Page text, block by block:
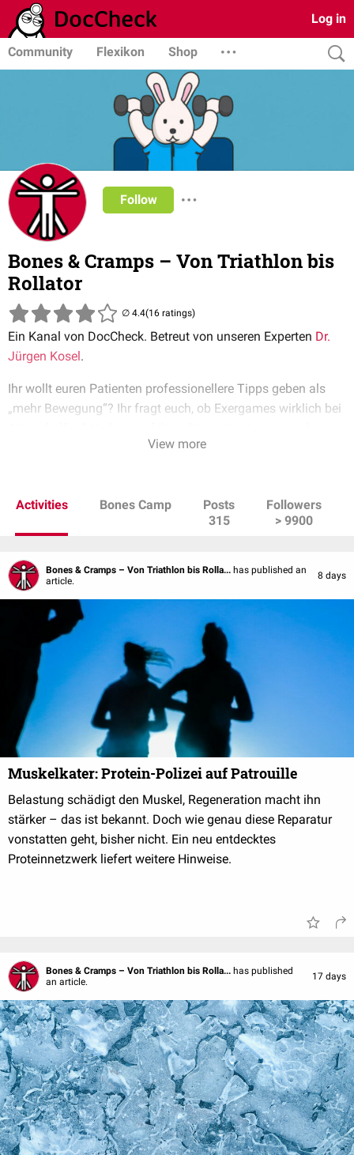
Log in
Community Flexikon Shop
Follow
Bones & Cramps – Von Triathlon bis
Rollator
(16 ratings)
Ein Kanal von DocCheck. Betreut von unseren Experten Dr.
Jürgen Kosel.
Ihr wollt euren Patienten professionellere Tipps geben als
„mehr Bewegung“? Ihr fragt euch, ob Exergames wirklich bei
Patienten mit Arthrose oder rheumatischen Erkrankungen
View more
Activities Bones Camp
Posts
315
Followers
> 9900
Bones & Cramps – Von Triathlon bis Rolla... has published an
article.
8 days
Muskelkater: Protein-Polizei auf Patrouille
Belastung schädigt den Muskel, Regeneration macht ihn
stärker – das ist bekannt. Doch wie genau diese Reparatur
vonstatten geht, bisher nicht. Ein neu entdecktes
Proteinnetzwerk liefert weitere Hinweise.
Bones & Cramps – Von Triathlon bis Rolla... has published
an article.
17 days